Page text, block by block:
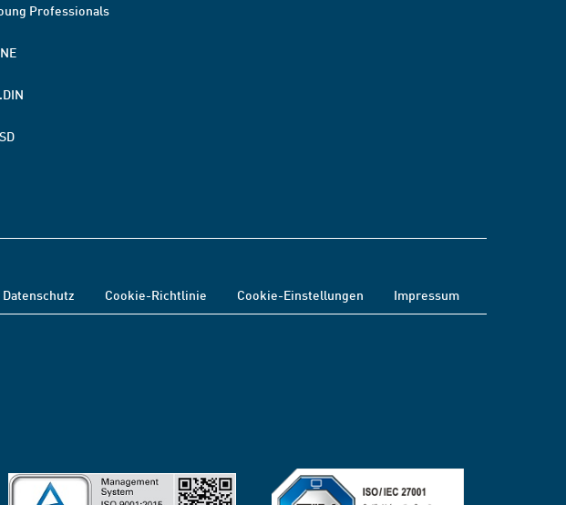
Professionals
Datenschutz Cookie-Richtlinie Cookie-Einstellungen Impressum